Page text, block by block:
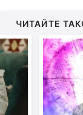
ЧИТАЙТЕ